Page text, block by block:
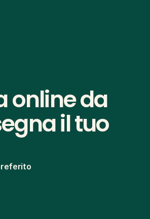
online da
il tuo